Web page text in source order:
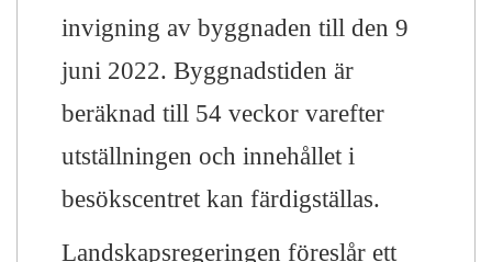
invigning av byggnaden till den 9
juni 2022. Byggnadstiden är
beräknad till 54 veckor varefter
utställningen och innehållet i
besökscentret kan färdigställas.
Landskapsregeringen föreslår ett